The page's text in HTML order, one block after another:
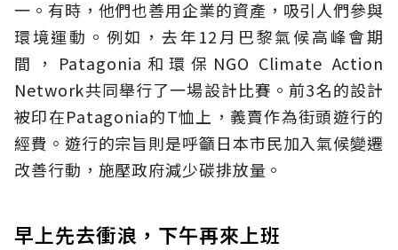
一。有時，他們也善用企業的資產，吸引人們參與
環境運動。例如，去年12月巴黎氣候高峰會期
間，Patagonia和環保NGO Climate Action
Network共同舉行了一場設計比賽。前3名的設計
被印在Patagonia的T恤上，義賣作為街頭遊行的
經費。遊行的宗旨則是呼籲日本市民加入氣候變遷
改善行動，施壓政府減少碳排放量。
早上先去衝浪，下午再來上班